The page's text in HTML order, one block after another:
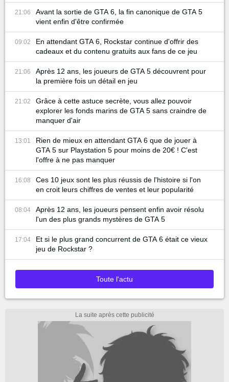
21:06
Avant la sortie de GTA 6, la fin canonique de GTA 5
vient enfin d'être confirmée
09:02
En attendant GTA 6, Rockstar continue d'offrir des
cadeaux et du contenu gratuits aux fans de ce jeu
21:06
Après 12 ans, les joueurs de GTA 5 découvrent pour
la première fois un détail en jeu
21:02
Grâce à cette astuce secrète, vous allez pouvoir
explorer les fonds marins de GTA 5 sans craindre de
manquer d'air
13:01
Rien de mieux en attendant GTA 6 que de jouer à
GTA 5 sur Playstation 5 pour moins de 20€ ! C'est
l'offre à ne pas manquer
16:08
Ces 10 jeux sont les plus réussis de l'histoire si l'on
en croit leurs chiffres de ventes et leur popularité
08:04
Après 12 ans, les joueurs pensent enfin avoir résolu
l'un des plus grands mystères de GTA 5
17:04
Et si le plus grand concurrent de GTA 6 était ce vieux
jeu de Rockstar ?
Toute l'actu